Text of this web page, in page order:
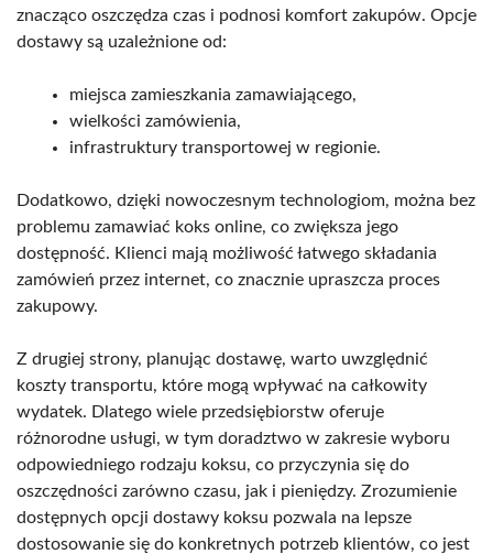
znacząco oszczędza czas i podnosi komfort zakupów. Opcje
dostawy są uzależnione od:
miejsca zamieszkania zamawiającego,
wielkości zamówienia,
infrastruktury transportowej w regionie.
Dodatkowo, dzięki nowoczesnym technologiom, można bez
problemu zamawiać koks online, co zwiększa jego
dostępność. Klienci mają możliwość łatwego składania
zamówień przez internet, co znacznie upraszcza proces
zakupowy.
Z drugiej strony, planując dostawę, warto uwzględnić
koszty transportu, które mogą wpływać na całkowity
wydatek. Dlatego wiele przedsiębiorstw oferuje
różnorodne usługi, w tym doradztwo w zakresie wyboru
odpowiedniego rodzaju koksu, co przyczynia się do
oszczędności zarówno czasu, jak i pieniędzy. Zrozumienie
dostępnych opcji dostawy koksu pozwala na lepsze
dostosowanie się do konkretnych potrzeb klientów, co jest